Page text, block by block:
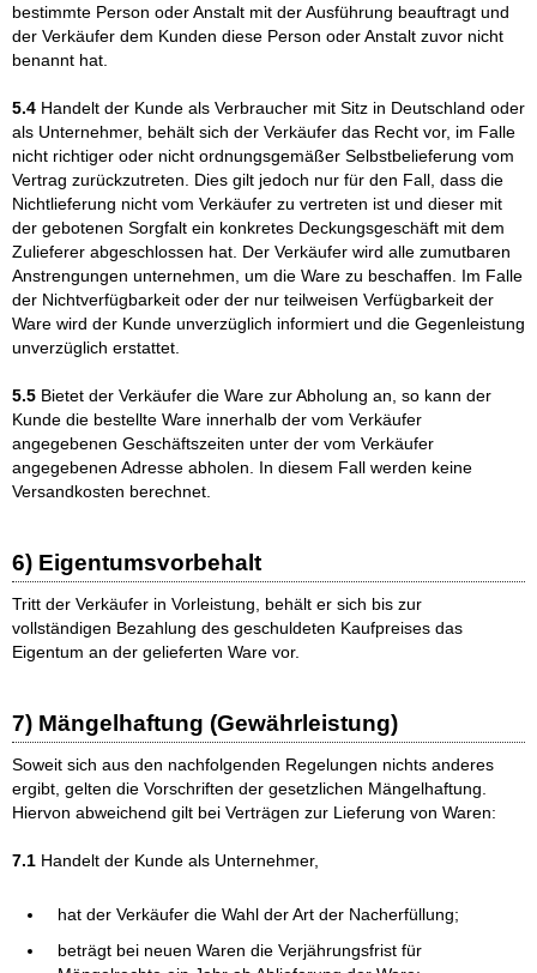
bestimmte Person oder Anstalt mit der Ausführung beauftragt und
der Verkäufer dem Kunden diese Person oder Anstalt zuvor nicht
benannt hat.
5.4 Handelt der Kunde als Verbraucher mit Sitz in Deutschland oder
als Unternehmer, behält sich der Verkäufer das Recht vor, im Falle
nicht richtiger oder nicht ordnungsgemäßer Selbstbelieferung vom
Vertrag zurückzutreten. Dies gilt jedoch nur für den Fall, dass die
Nichtlieferung nicht vom Verkäufer zu vertreten ist und dieser mit
der gebotenen Sorgfalt ein konkretes Deckungsgeschäft mit dem
Zulieferer abgeschlossen hat. Der Verkäufer wird alle zumutbaren
Anstrengungen unternehmen, um die Ware zu beschaffen. Im Falle
der Nichtverfügbarkeit oder der nur teilweisen Verfügbarkeit der
Ware wird der Kunde unverzüglich informiert und die Gegenleistung
unverzüglich erstattet.
5.5 Bietet der Verkäufer die Ware zur Abholung an, so kann der
Kunde die bestellte Ware innerhalb der vom Verkäufer
angegebenen Geschäftszeiten unter der vom Verkäufer
angegebenen Adresse abholen. In diesem Fall werden keine
Versandkosten berechnet.
6) Eigentumsvorbehalt
Tritt der Verkäufer in Vorleistung, behält er sich bis zur
vollständigen Bezahlung des geschuldeten Kaufpreises das
Eigentum an der gelieferten Ware vor.
7) Mängelhaftung (Gewährleistung)
Soweit sich aus den nachfolgenden Regelungen nichts anderes
ergibt, gelten die Vorschriften der gesetzlichen Mängelhaftung.
Hiervon abweichend gilt bei Verträgen zur Lieferung von Waren:
7.1 Handelt der Kunde als Unternehmer,
hat der Verkäufer die Wahl der Art der Nacherfüllung;
beträgt bei neuen Waren die Verjährungsfrist für